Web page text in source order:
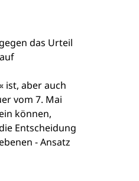
das Urteil
ist, aber auch
vom 7. Mai
können,
Entscheidung
- Ansatz